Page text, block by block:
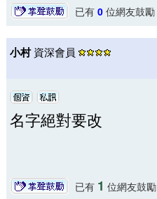
已有 0位網友鼓勵
小村 資深會員
名字絕對要改
已有 1 位網友鼓勵